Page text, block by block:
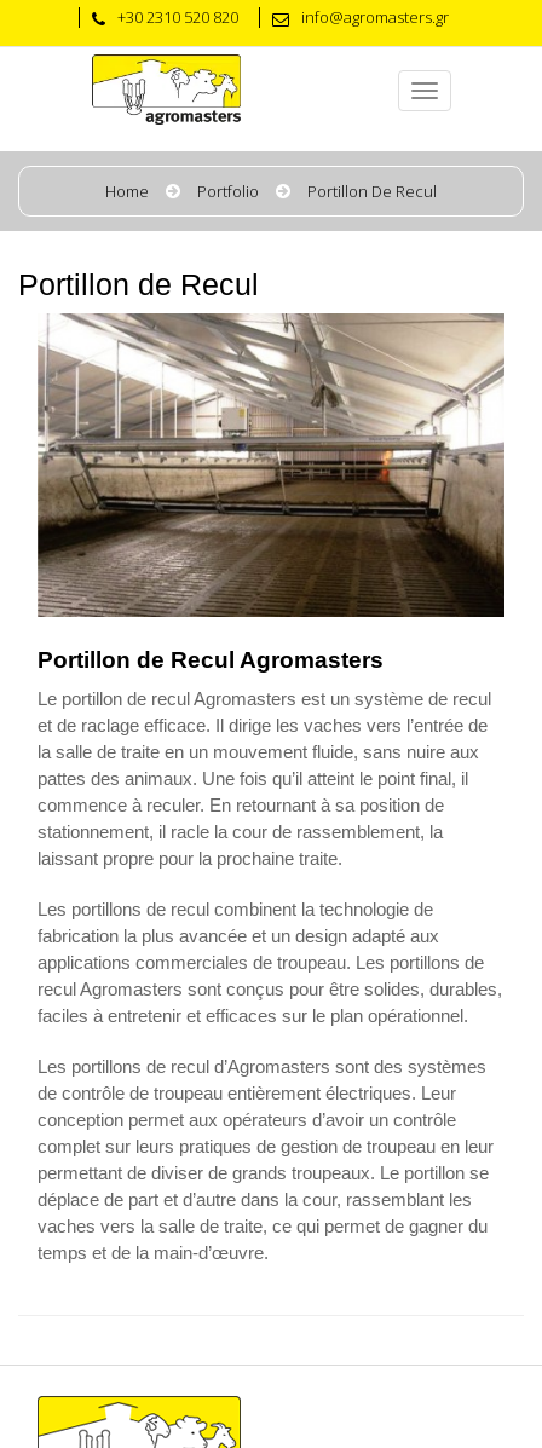
+30 2310 520 820 info@agromasters.gr
Home Portfolio Portillon De Recul
Portillon de Recul
Portillon de Recul Agromasters
Le portillon de recul Agromasters est un système de recul
et de raclage efficace. Il dirige les vaches vers l’entrée de
la salle de traite en un mouvement fluide, sans nuire aux
pattes des animaux. Une fois qu’il atteint le point final, il
commence à reculer. En retournant à sa position de
stationnement, il racle la cour de rassemblement, la
laissant propre pour la prochaine traite.
Les portillons de recul combinent la technologie de
fabrication la plus avancée et un design adapté aux
applications commerciales de troupeau. Les portillons de
recul Agromasters sont conçus pour être solides, durables,
faciles à entretenir et efficaces sur le plan opérationnel.
Les portillons de recul d’Agromasters sont des systèmes
de contrôle de troupeau entièrement électriques. Leur
conception permet aux opérateurs d’avoir un contrôle
complet sur leurs pratiques de gestion de troupeau en leur
permettant de diviser de grands troupeaux. Le portillon se
déplace de part et d’autre dans la cour, rassemblant les
vaches vers la salle de traite, ce qui permet de gagner du
temps et de la main-d’œuvre.